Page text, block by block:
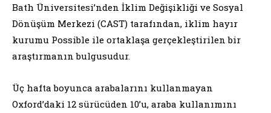
Bath Üniversitesi’nden İklim Değişikliği ve Sosyal
Dönüşüm Merkezi (CAST) tarafından, iklim hayır
kurumu Possible ile ortaklaşa gerçekleştirilen bir
araştırmanın bulgusudur.
Üç hafta boyunca arabalarını kullanmayan
Oxford’daki 12 sürücüden 10’u, araba kullanımını